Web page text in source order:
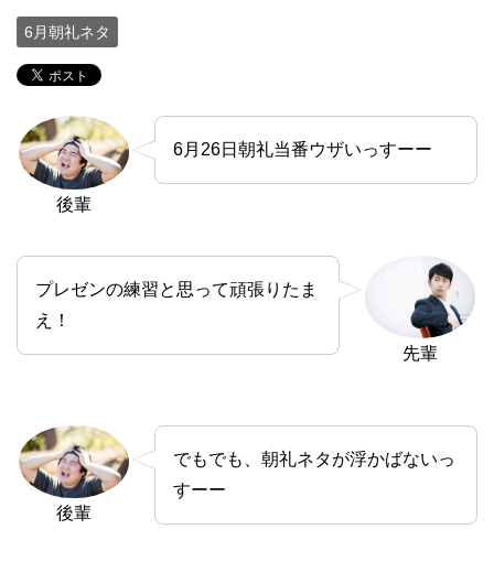
6月朝礼ネタ
後輩
6月26日朝礼当番ウザいっすーー
先輩
プレゼンの練習と思って頑張りたま
え！
後輩
でもでも、朝礼ネタが浮かばないっ
すーー